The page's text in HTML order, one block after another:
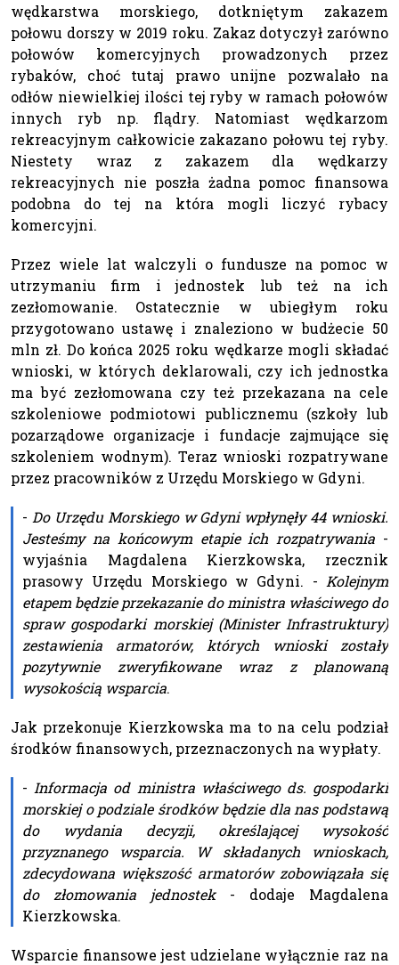
wędkarstwa morskiego, dotkniętym zakazem
połowu dorszy w 2019 roku. Zakaz dotyczył zarówno
połowów komercyjnych prowadzonych przez
rybaków, choć tutaj prawo unijne pozwalało na
odłów niewielkiej ilości tej ryby w ramach połowów
innych ryb np. flądry. Natomiast wędkarzom
rekreacyjnym całkowicie zakazano połowu tej ryby.
Niestety wraz z zakazem dla wędkarzy
rekreacyjnych nie poszła żadna pomoc finansowa
podobna do tej na która mogli liczyć rybacy
komercyjni.
Przez wiele lat walczyli o fundusze na pomoc w
utrzymaniu firm i jednostek lub też na ich
zezłomowanie. Ostatecznie w ubiegłym roku
przygotowano ustawę i znaleziono w budżecie 50
mln zł. Do końca 2025 roku wędkarze mogli składać
wnioski, w których deklarowali, czy ich jednostka
ma być zezłomowana czy też przekazana na cele
szkoleniowe podmiotowi publicznemu (szkoły lub
pozarządowe organizacje i fundacje zajmujące się
szkoleniem wodnym). Teraz wnioski rozpatrywane
przez pracowników z Urzędu Morskiego w Gdyni.
- Do Urzędu Morskiego w Gdyni wpłynęły 44 wnioski.
Jesteśmy na końcowym etapie ich rozpatrywania -
wyjaśnia Magdalena Kierzkowska, rzecznik
prasowy Urzędu Morskiego w Gdyni. - Kolejnym
etapem będzie przekazanie do ministra właściwego do
spraw gospodarki morskiej (Minister Infrastruktury)
zestawienia armatorów, których wnioski zostały
pozytywnie zweryfikowane wraz z planowaną
wysokością wsparcia.
Jak przekonuje Kierzkowska ma to na celu podział
środków finansowych, przeznaczonych na wypłaty.
- Informacja od ministra właściwego ds. gospodarki
morskiej o podziale środków będzie dla nas podstawą
do wydania decyzji, określającej wysokość
przyznanego wsparcia. W składanych wnioskach,
zdecydowana większość armatorów zobowiązała się
do złomowania jednostek- dodaje Magdalena
Kierzkowska.
Wsparcie finansowe jest udzielane wyłącznie raz na